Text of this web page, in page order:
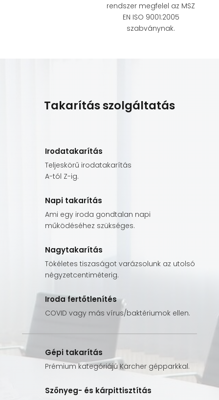
rendszer megfelel az MSZ
EN ISO 9001:2005
szabványnak.
Takarítás szolgáltatás
Irodatakarítás
Teljeskörű irodatakarítás
A-tól Z-ig.
Napi takarítás
Ami egy iroda gondtalan napi
működéséhez szükséges.
Nagytakarítás
Tökéletes tiszaságot varázsolunk az utolsó
négyzetcentiméterig.
Iroda fertőtlenítés
COVID vagy más vírus/baktériumok ellen.
Gépi takarítás
Prémium kategóriájú Kärcher gépparkkal.
Szőnyeg- és kárpittisztítás